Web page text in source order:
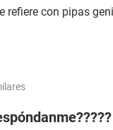
refiere con pipas